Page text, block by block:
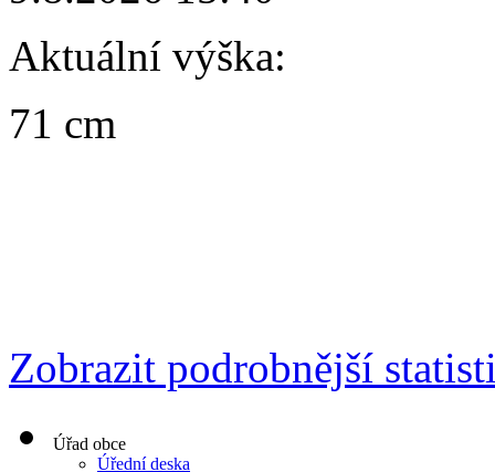
Aktuální výška:
71 cm
Zobrazit podrobnější
Úřad obce
Úřední deska